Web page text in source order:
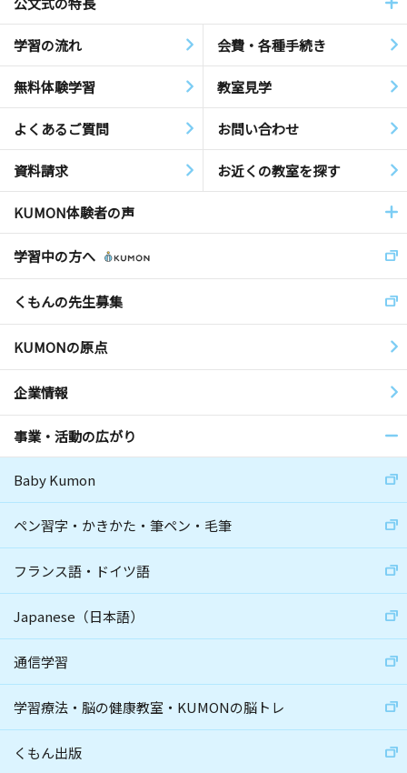
学習の流れ 会費・各種手続き
無料体験学習 教室見学
よくあるご質問 お問い合わせ
資料請求 お近くの教室を探す
KUMON体験者の声
学習中の方へ
くもんの先生募集
KUMONの原点
企業情報
事業・活動の広がり
Baby Kumon
ペン習字・かきかた・筆ペン・毛筆
フランス語・ドイツ語
Japanese（日本語）
通信学習
学習療法・脳の健康教室・KUMONの脳トレ
くもん出版